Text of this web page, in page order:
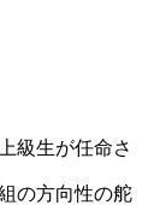
級生が任命さ
の方向性の舵